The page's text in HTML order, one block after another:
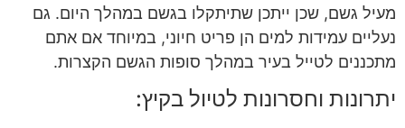
מעיל גשם, שכן ייתכן שתיתקלו בגשם במהלך היום. גם
נעליים עמידות למים הן פריט חיוני, במיוחד אם אתם
מתכננים לטייל בעיר במהלך סופות הגשם הקצרות.
יתרונות וחסרונות לטיול בקיץ: